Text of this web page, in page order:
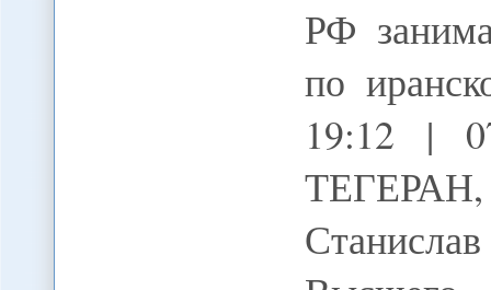
РФ
по
19:12 |